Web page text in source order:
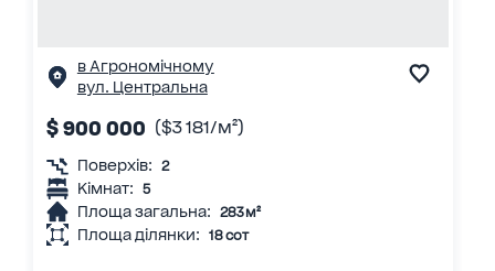
в Агрономічному
вул. Центральна
$ 900 000 ($3 181/м²)
Поверхів: 2
Кімнат: 5
Площа загальна: 283 м²
Площа ділянки: 18 сот